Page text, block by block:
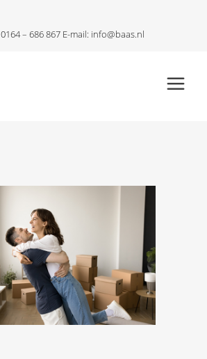
0164 – 686 867 E-mail: info@baas.nl